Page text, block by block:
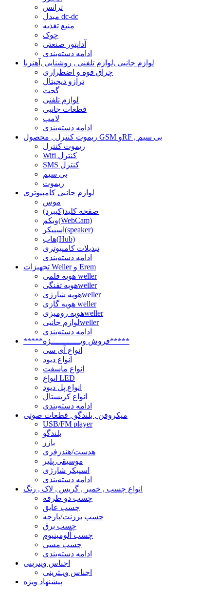
ترانس
مبدل dc-dc
منبع تغذیه
چوک
آداپتور صنعتی
ادامه دسته‌بندی
لوازم جانبی ,لوازم تلفنی , روشنایی ,آهنربا
چراق قوه و اضطراری
ترازو دیجیتال
گجت
لوازم تلفنی
قطعات جانبی
لامپ
ادامه دسته‌بندی
ریموت کنترل , محصول GSM وRF , بی سیم
ریموت کنترل
Wifi کنترل
SMS کنترل
بی سیم
ریموت
لوازم جانبی کامپیوتری
موس
صفحه کلید(کیبرد)
وبکم(WebCam)
اسپیکر(speaker)
هاب(Hub)
تبدیلات کامپیوتری
ادامه دسته‌بندی
تجهیزات Weller و Erem
هویه قلمی weller
هویه تفنگیweller
هویه شارژیweller
هویه گازی weller
هویه رومیزیweller
لوازم جانبیweller
ادامه دسته‌بندی
*****فروش ویــــــــــــژه*****
انواع آی سی
انواع دیود
انواع ماسفت
انواع LED
انواع پل دیود
انواع کریستال
ادامه دسته‌بندی
میکروفن , بلندگو , قطعات صوتی
USB/FM player
بلندگو
بازر
هدست/هندزفری
موسیقی پلیر
اسپیکر شارژی
ادامه دسته‌بندی
انواع چسب , خمیر , گریس , لاک , رنگ
چسب دو طرفه
چسب عایق
چسب برزنت/پارچه
چسب برق
چسب آلومینیوم
چسب مسی
ادامه دسته‌بندی
اجناس ویترینی
اجناس ویـترینی
پیشنهاد ویژه